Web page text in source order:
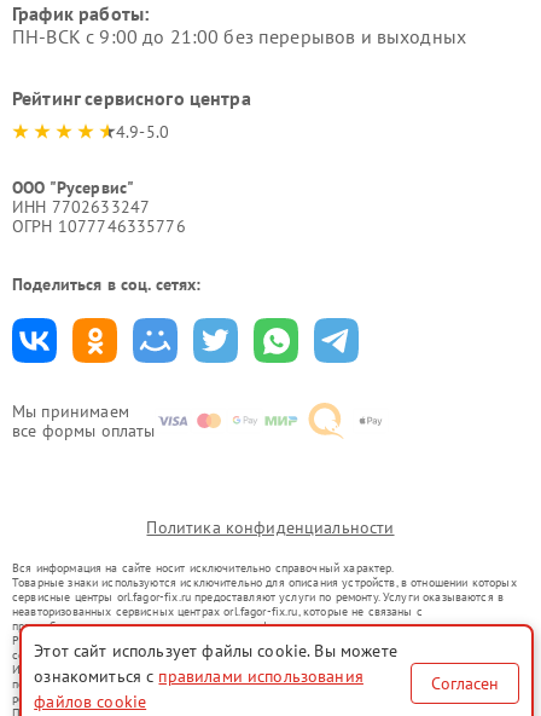
Мы принимаем
все формы оплаты
График работы:
ПН-ВСК с 9:00 до 21:00 без перерывов и выходных
Рейтинг сервисного центра
4.9-5.0
ООО "Русервис"
ИНН 7702633247
ОГРН 1077746335776
Поделиться в соц. сетях:
Политика конфиденциальности
Вся информация на сайте носит исключительно справочный характер.
Товарные знаки используются исключительно для описания устройств, в отношении которых
сервисные центры orl.fagor-fix.ru предоставляют услуги по ремонту. Услуги оказываются в
неавторизованных сервисных центрах orl.fagor-fix.ru, которые не связаны с
правообладателями товарных знаков или их официальными представителями.
Ремонт осуществляется для устройств, уже введенных в гражданский оборот в соответствии
со статьей 1487 ГК РФ.
Использование товарных знаков не преследует цели индивидуализации услуг или введения
потребителей в заблуждение, а служит для информирования о предоставляемых услугах по
ремонту техники указанных брендов.
Этот сайт использует файлы cookie. Вы можете
ознакомиться с правилами использования
файлов cookie
Согласен